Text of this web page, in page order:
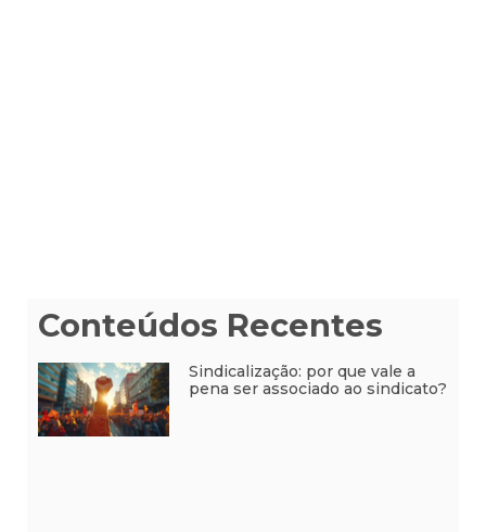
Conteúdos Recentes
Sindicalização: por que vale a
pena ser associado ao sindicato?